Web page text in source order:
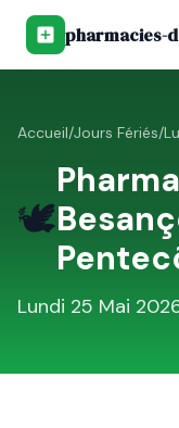
pharmacies-
Accueil/Jours Fériés/
🕊️
Lundi 25 Mai